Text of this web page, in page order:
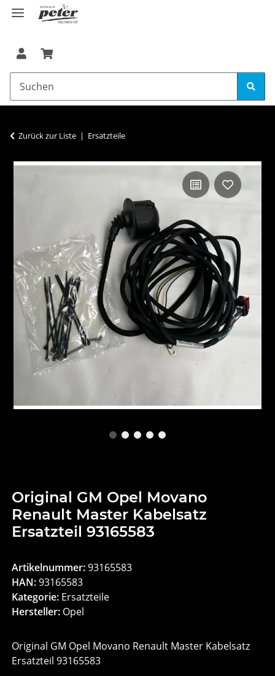
Zurück zur Liste Ersatzteile
Original GM Opel Movano
Renault Master Kabelsatz
Ersatzteil 93165583
Artikelnummer:93165583
HAN:93165583
Kategorie: Ersatzteile
Hersteller: Opel
Original GM Opel Movano Renault Master Kabelsatz
Ersatzteil 93165583